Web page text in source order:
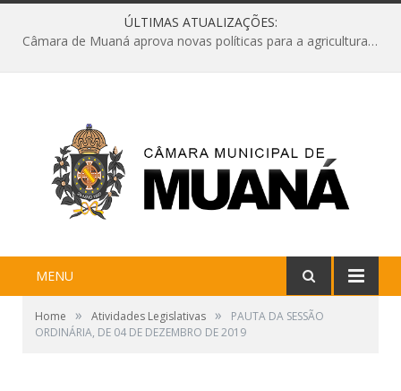
ÚLTIMAS ATUALIZAÇÕES:
Câmara de Muaná aprova novas políticas para a agricultura e solicita reforma da Ponte do Reduto
MENU
Home » Atividades Legislativas »
PAUTA DA SESSÃO
ORDINÁRIA, DE 04 DE DEZEMBRO DE 2019